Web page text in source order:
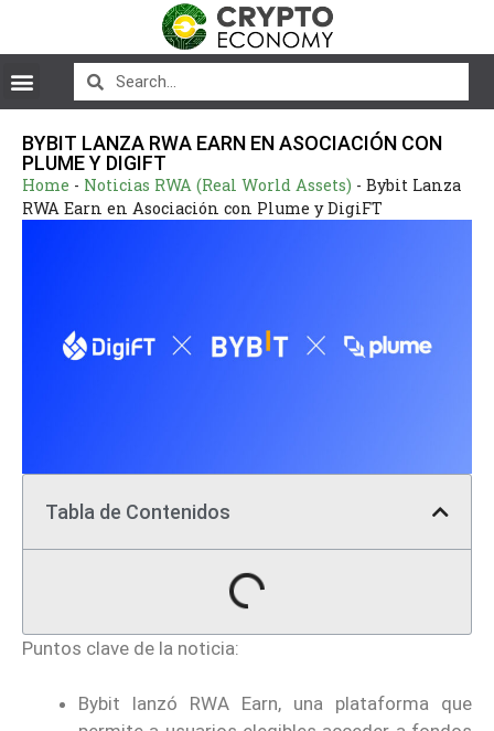
BYBIT LANZA RWA EARN EN ASOCIACIÓN CON
PLUME Y DIGIFT
Home - Noticias RWA (Real World Assets) - Bybit Lanza
RWA Earn en Asociación con Plume y DigiFT
Tabla de Contenidos
Puntos clave de la noticia:
Bybit lanzó RWA Earn, una plataforma que